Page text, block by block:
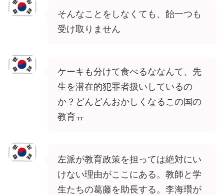
そんなことをしなくても、飴一つも
受け取りません
ケーキも分けて食べるななんて、先
生を潜在的犯罪者扱いしているの
か？どんどんおかしくなるこの国の
教育ㅠ
左派が教育政策を担っては絶対にい
けない理由がここにある。教師と学
生たちの葛藤を助長する。李海瓚が